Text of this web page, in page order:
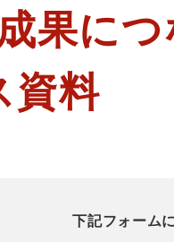
果に
資料
下記フォーム